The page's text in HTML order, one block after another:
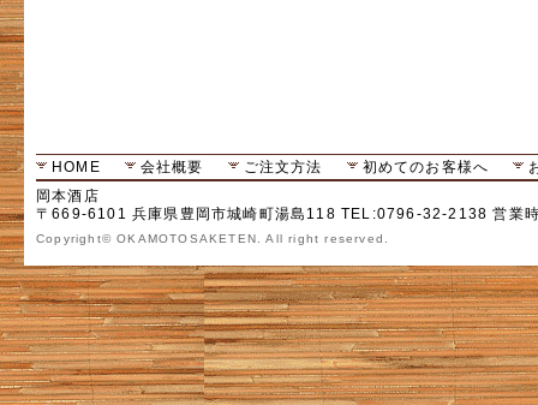
HOME 会社概要 ご注文方法 初めてのお客様へ
岡本酒店
〒669-6101 兵庫県豊岡市城崎町湯島118 TEL:0796-32-2138 営業
Copyright© OKAMOTOSAKETEN. All right reserved.